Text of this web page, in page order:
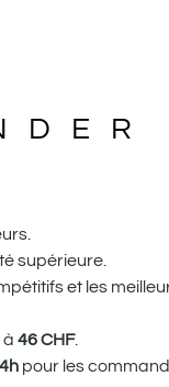
supérieure.
et les
à 46CHF.
pour les